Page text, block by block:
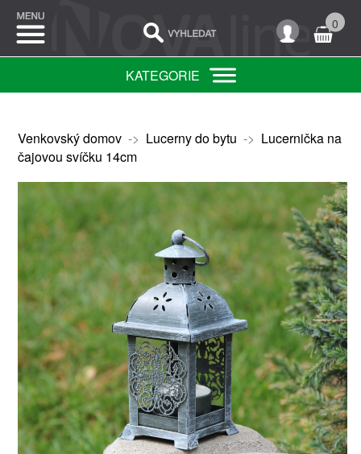
0
KATEGORIE
Venkovský domov-> Lucerny do bytu -> Lucernička na
čajovou svíčku 14cm